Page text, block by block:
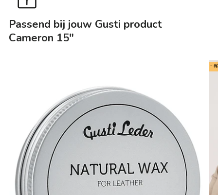
Passend bij jouw Gusti product
Cameron 15"
-